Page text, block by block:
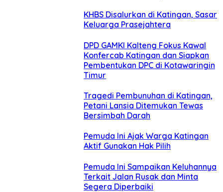
KHBS Disalurkan di Katingan, Sasar
Keluarga Prasejahtera
DPD GAMKI Kalteng Fokus Kawal
Konfercab Katingan dan Siapkan
Pembentukan DPC di Kotawaringin
Timur
Tragedi Pembunuhan di Katingan,
Petani Lansia Ditemukan Tewas
Bersimbah Darah
Pemuda Ini Ajak Warga Katingan
Aktif Gunakan Hak Pilih
Pemuda Ini Sampaikan Keluhannya
Terkait Jalan Rusak dan Minta
Segera Diperbaiki